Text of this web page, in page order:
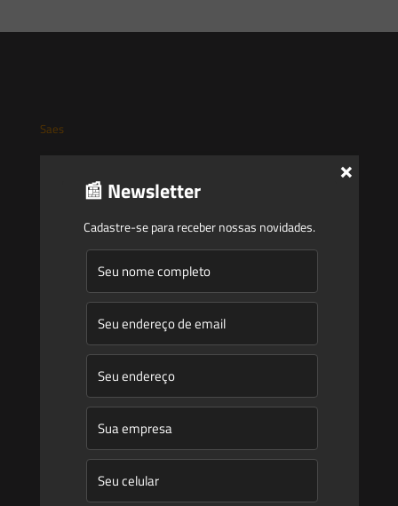
Saes
Quem Somos
Atuação
Equipe
Newsletter
Publicações
Artigos
Novidades Legislativas
Informativos
Contato
📰 Newsletter
Cadastre-se para receber nossas novidades.
×